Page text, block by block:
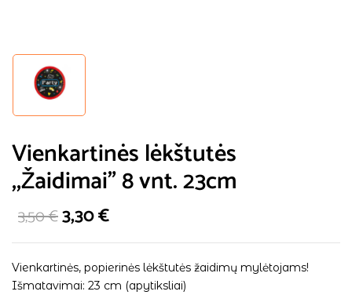
Vienkartinės lėkštutės
,,Žaidimai” 8 vnt. 23cm
3,50€3,30€
Vienkartinės, popierinės lėkštutės žaidimų mylėtojams!
Išmatavimai: 23 cm (apytiksliai)